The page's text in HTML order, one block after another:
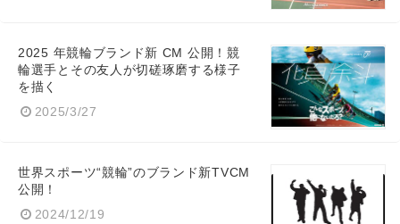
2025 年競輪ブランド新 CM 公開！競
輪選手とその友人が切磋琢磨する様子
を描く
2025/3/27
世界スポーツ“競輪”のブランド新TVCM
公開！
2024/12/19